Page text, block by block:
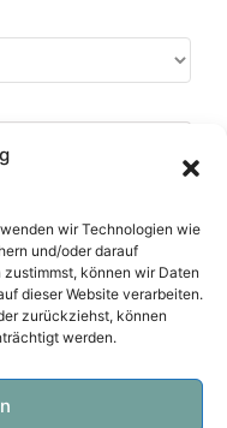
wir Technologien wie
und/oder darauf
können wir Daten
dieser Website verarbeiten.
zurückziehst, können
werden.